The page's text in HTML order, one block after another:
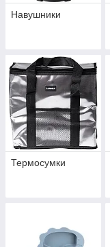
Навушники
Термосумки